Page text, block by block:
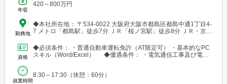
年収
420～800万円
勤務地
◆本社所在地： 〒534-0022 大阪府大阪市都島区都島中通1丁目4-
7 メトロ「都島駅」徒歩7分 ＪＲ「桜ノ宮駅」徒歩8分 ＪＲ・京
資格
◆必須条件： ・普通自動車運転免許（AT限定可） ・基本的なPC
スキル（Word/Excel） ◆優遇条件： ・電気通信工事及び電気
就業時間
8:30～17:30（休憩：60分）